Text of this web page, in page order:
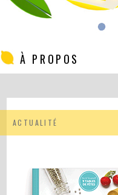
À PROPOS
ACTUALITÉ